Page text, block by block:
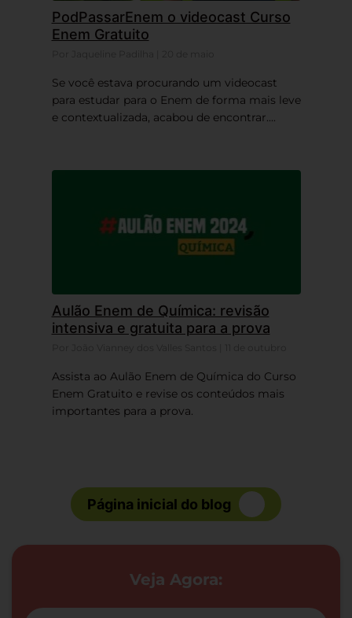
PodPassarEnem o videocast Curso
Enem Gratuito
Se você estava procurando um videocast
para estudar para o Enem de forma mais leve
e contextualizada, acabou de encontrar....
Aulão Enem de Química: revisão
intensiva e gratuita para a prova
Assista ao Aulão Enem de Química do Curso
Enem Gratuito e revise os conteúdos mais
importantes para a prova.
Página inicial do blog
Veja Agora: